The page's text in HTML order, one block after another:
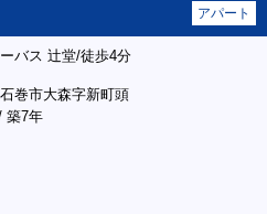
アパート
バス 辻堂/徒歩4分
巻市大森字新町頭
築7年